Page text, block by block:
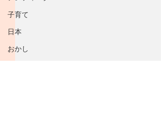
子育て
日本
おかし